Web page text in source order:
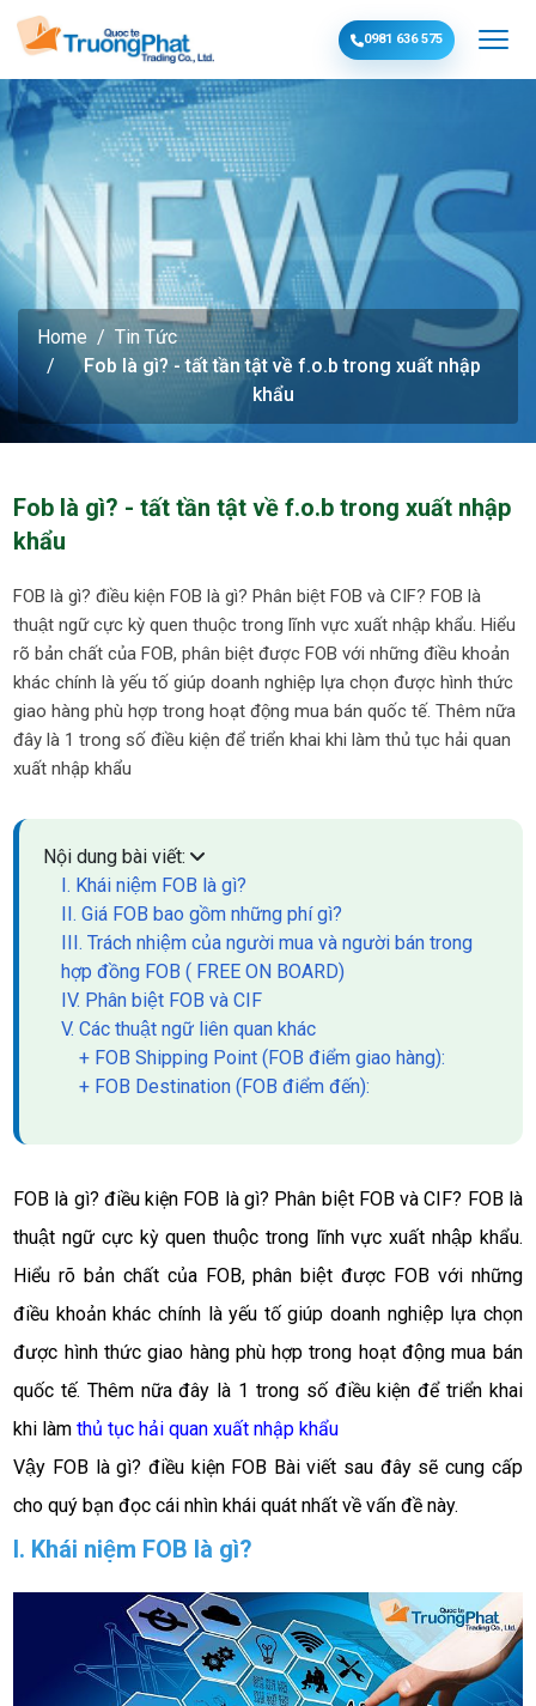
0981 636 575
Home
Tin Tức
Fob là gì? - tất tần tật về f.o.b trong xuất nhập
khẩu
Fob là gì? - tất tần tật về f.o.b trong xuất nhập
khẩu
FOB là gì? điều kiện FOB là gì? Phân biệt FOB và CIF? FOB là
thuật ngữ cực kỳ quen thuộc trong lĩnh vực xuất nhập khẩu. Hiểu
rõ bản chất của FOB, phân biệt được FOB với những điều khoản
khác chính là yếu tố giúp doanh nghiệp lựa chọn được hình thức
giao hàng phù hợp trong hoạt động mua bán quốc tế. Thêm nữa
đây là 1 trong số điều kiện để triển khai khi làm thủ tục hải quan
xuất nhập khẩu
Nội dung bài viết:
I. Khái niệm FOB là gì?
II. Giá FOB bao gồm những phí gì?
III. Trách nhiệm của người mua và người bán trong
hợp đồng FOB ( FREE ON BOARD)
IV. Phân biệt FOB và CIF
V. Các thuật ngữ liên quan khác
+ FOB Shipping Point (FOB điểm giao hàng):
+ FOB Destination (FOB điểm đến):
FOB là gì? điều kiện FOB là gì? Phân biệt FOB và CIF? FOB là
thuật ngữ cực kỳ quen thuộc trong lĩnh vực xuất nhập khẩu.
Hiểu rõ bản chất của FOB, phân biệt được FOB với những
điều khoản khác chính là yếu tố giúp doanh nghiệp lựa chọn
được hình thức giao hàng phù hợp trong hoạt động mua bán
quốc tế. Thêm nữa đây là 1 trong số điều kiện để triển khai
khi làm thủ tục hải quan xuất nhập khẩu
Vậy FOB là gì? điều kiện FOB Bài viết sau đây sẽ cung cấp
cho quý bạn đọc cái nhìn khái quát nhất về vấn đề này.
I. Khái niệm FOB là gì?